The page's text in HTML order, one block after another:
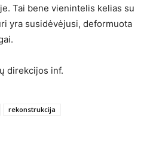
Tai bene vienintelis kelias su
yra susidėvėjusi, deformuota
direkcijos inf.
rekonstrukcija